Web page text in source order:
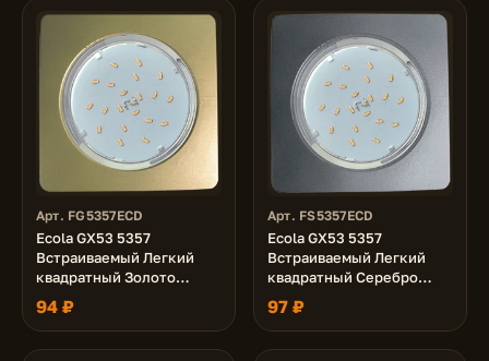
Арт. FG5357ECD
Ecola GX53 5357
Встраиваемый Легкий
квадратный Золото
(светильник) 107x25
94 ₽
Арт. FS5357ECD
Ecola GX53 5357
Встраиваемый Легкий
квадратный Серебро
(светильник) 107x25
97 ₽